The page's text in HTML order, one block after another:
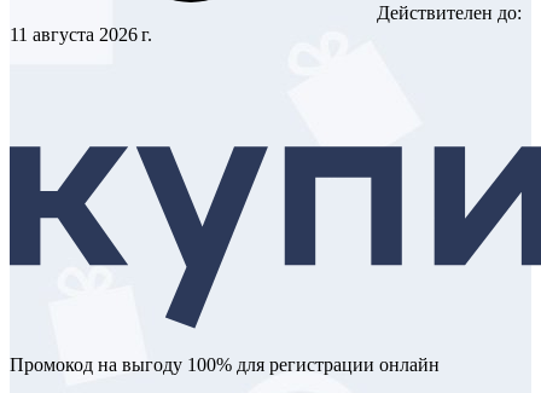
Действителен до:
11 августа 2026 г.
Промокод на выгоду 100% для регистрации онлайн